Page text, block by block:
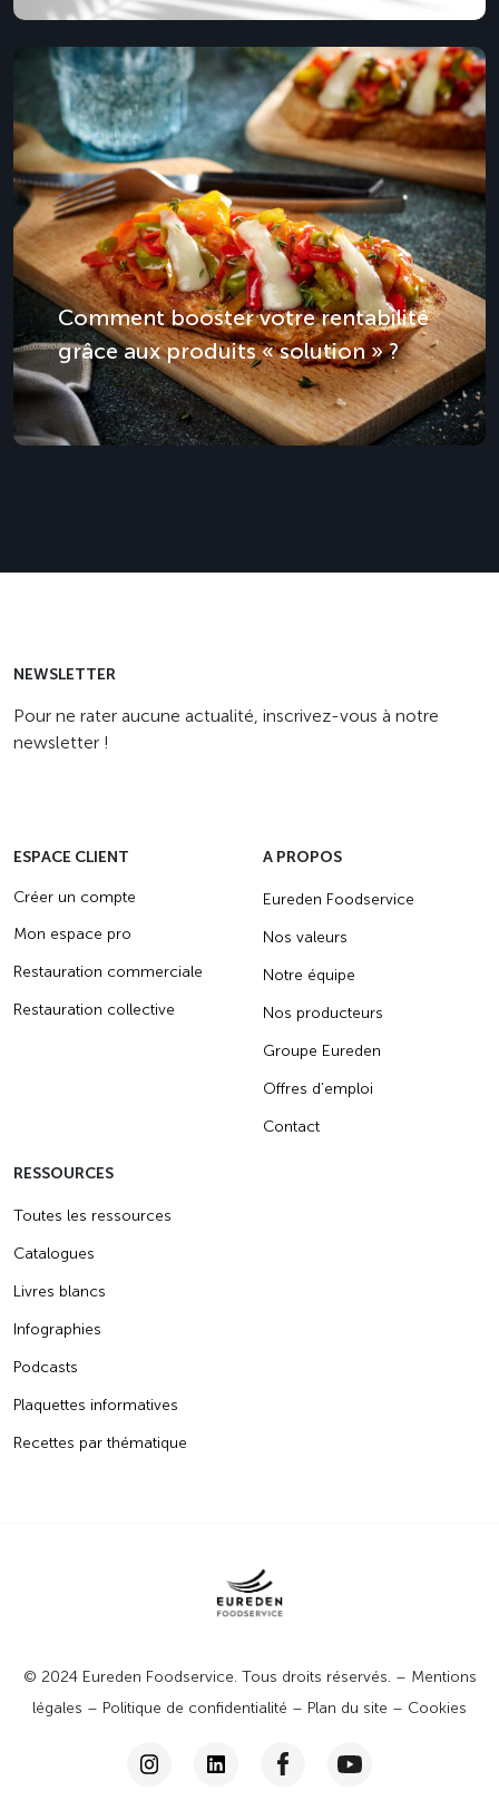
Comment booster votre rentabilité
grâce aux produits « solution » ?
NEWSLETTER
Pour ne rater aucune actualité, inscrivez-vous à notre
newsletter !
ESPACE CLIENT
Créer un compte
Mon espace pro
Restauration commerciale
Restauration collective
A PROPOS
Eureden Foodservice
Nos valeurs
Notre équipe
Nos producteurs
Groupe Eureden
Offres d’emploi
Contact
RESSOURCES
Toutes les ressources
Catalogues
Livres blancs
Infographies
Podcasts
Plaquettes informatives
Recettes par thématique
© 2024 Eureden Foodservice. Tous droits réservés. – Mentions
légales – Politique de confidentialité – Plan du site – Cookies